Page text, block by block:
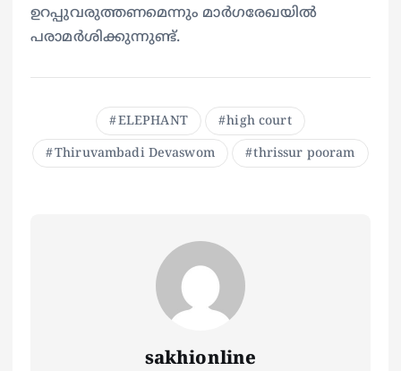
ഉറപ്പുവരുത്തണമെന്നും മാര്‍ഗരേഖയില്‍
പരാമര്‍ശിക്കുന്നുണ്ട്.
ELEPHANT high court
Thiruvambadi Devaswom thrissur pooram
sakhionline